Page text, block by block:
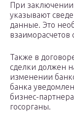
При заключении
указывают
данные. Это
взаиморасчетов
Также в
сделки должен
изменении
банка
бизнес-
госорганы.